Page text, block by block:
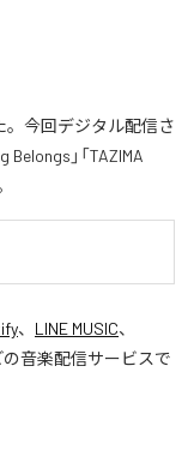
。今回デジタル配信さ
Belongs」「TAZIMA
、 LINE MUSIC、
の音楽配信サービスで